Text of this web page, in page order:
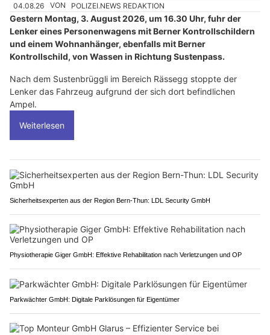
04.08.26 VON POLIZEI.NEWS REDAKTION
Gestern Montag, 3. August 2026, um 16.30 Uhr, fuhr der
Lenker eines Personenwagens mit Berner Kontrollschildern
und einem Wohnanhänger, ebenfalls mit Berner
Kontrollschild, von Wassen in Richtung Sustenpass.
Nach dem Sustenbrüggli im Bereich Rässegg stoppte der
Lenker das Fahrzeug aufgrund der sich dort befindlichen
Ampel.
Weiterlesen
Sicherheitsexperten aus der Region Bern-Thun: LDL Security GmbH
Physiotherapie Giger GmbH: Effektive Rehabilitation nach Verletzungen und OP
Parkwächter GmbH: Digitale Parklösungen für Eigentümer